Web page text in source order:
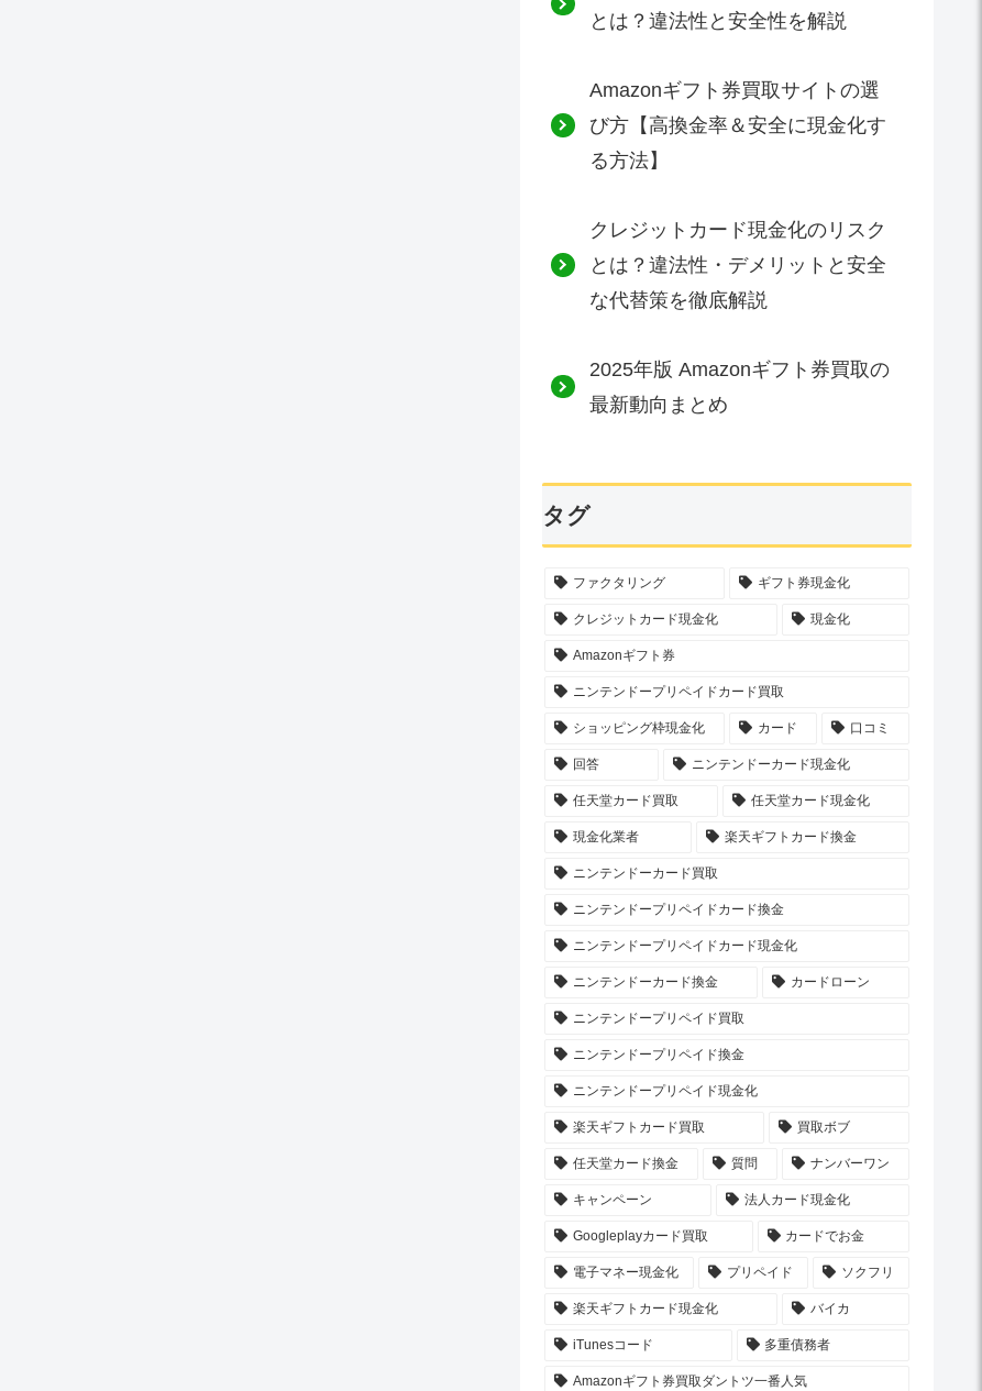
とは？違法性と安全性を解説
Amazonギフト券買取サイトの選
び方【高換金率＆安全に現金化す
る方法】
クレジットカード現金化のリスク
とは？違法性・デメリットと安全
な代替策を徹底解説
2025年版 Amazonギフト券買取の
最新動向まとめ
タグ
ファクタリング ギフト券現金化
クレジットカード現金化 現金化
Amazonギフト券
ニンテンドープリペイドカード買取
ショッピング枠現金化 カード 口コミ
回答 ニンテンドーカード現金化
任天堂カード買取 任天堂カード現金化
現金化業者 楽天ギフトカード換金
ニンテンドーカード買取
ニンテンドープリペイドカード換金
ニンテンドープリペイドカード現金化
ニンテンドーカード換金 カードローン
ニンテンドープリペイド買取
ニンテンドープリペイド換金
ニンテンドープリペイド現金化
楽天ギフトカード買取 買取ボブ
任天堂カード換金 質問 ナンバーワン
キャンペーン 法人カード現金化
Googleplayカード買取 カードでお金
電子マネー現金化 プリペイド ソクフリ
楽天ギフトカード現金化 バイカ
iTunesコード 多重債務者
Amazonギフト券買取ダントツ一番人気